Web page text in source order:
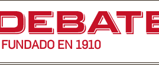
FUNDADO EN 1910